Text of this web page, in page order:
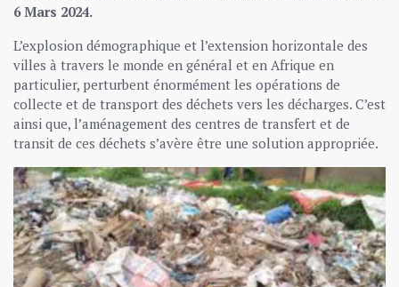
6 Mars 2024.
L’explosion démographique et l’extension horizontale des
villes à travers le monde en général et en Afrique en
particulier, perturbent énormément les opérations de
collecte et de transport des déchets vers les décharges. C’est
ainsi que, l’aménagement des centres de transfert et de
transit de ces déchets s’avère être une solution appropriée.